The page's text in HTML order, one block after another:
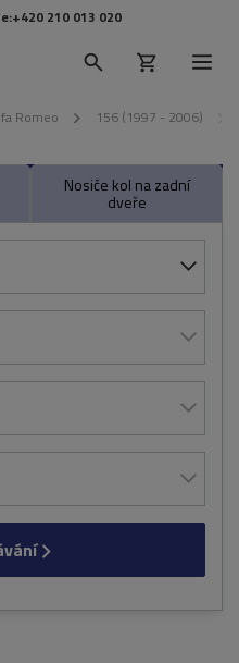
+420 210 013 020
Romeo 156 (1997 - 2006)
Nosiče kol na zadní
dveře